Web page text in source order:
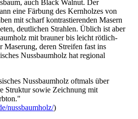
auch Black Walnut. Der
eine Färbung des Kernholzes von
mit scharf kontrastierenden Masern
deutlichen Strahlen. Üblich ist aber
mit brauner bis leicht rötlich-
Maserung, deren Streifen fast ins
Nussbaumholz hat regional
Nussbaumholz oftmals über
Struktur sowie Zeichnung mit
nussbaumholz/)